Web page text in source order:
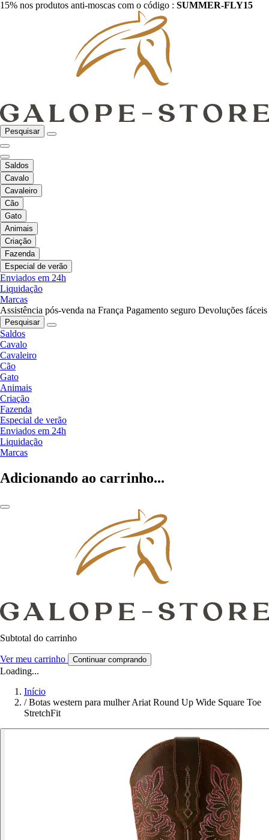
15% nos produtos anti-moscas com o código : SUMMER-FLY15
Pesquisar
Saldos
Cavalo
Cavaleiro
Cão
Gato
Animais
Criação
Fazenda
Especial de verão
Enviados em 24h
Liquidação
Marcas
Assistência pós-venda na França Pagamento seguro Devoluções fáceis
Pesquisar
Saldos
Cavalo
Cavaleiro
Cão
Gato
Animais
Criação
Fazenda
Especial de verão
Enviados em 24h
Liquidação
Marcas
Adicionando ao carrinho...
Subtotal do carrinho
Ver meu carrinho Continuar comprando
Loading...
Início
/ Botas western para mulher Ariat Round Up Wide Square Toe
StretchFit